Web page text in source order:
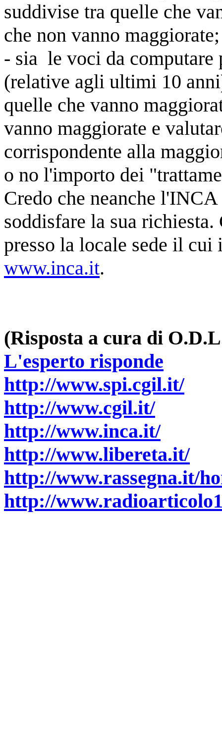
suddivise tra quelle che
che non vanno maggiorate;
- sia le voci da
(relative agli ultimi 10
quelle che vanno
vanno maggiorate e
corrispondente alla
o no l'importo dei
Credo che neanche
soddisfare la sua
presso la locale sede il
www.inca.it.
(Risposta a cura di
L'esperto risponde
http://www.spi.cgil.it/
http://www.cgil.it/
http://www.inca.it/
http://www.libereta.it/
http://www.rassegna.it/
http://